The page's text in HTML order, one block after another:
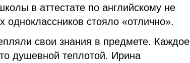
в аттестате по английскому не
одноклассников стояло «отлично».
свои знания в предмете. Каждое
душевной теплотой. Ирина